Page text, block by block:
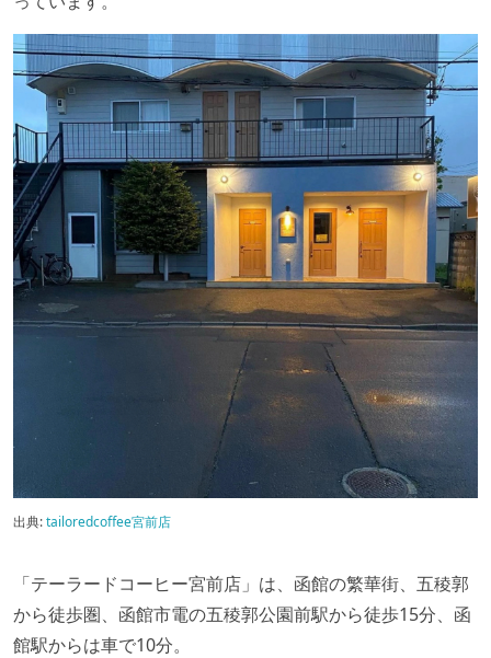
出典:tailoredcoffee宮前店
「テーラードコーヒー宮前店」は、函館の繁華街、五稜郭
から徒歩圏、函館市電の五稜郭公園前駅から徒歩15分、函
館駅からは車で10分。